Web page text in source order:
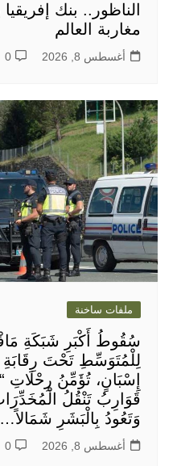
الناظور.. بنك
مغاربة العالم
أغسطس 8, 2026 0
ملفات ساخنة
سُقُوطُ أَكْبَرِ شَبَكَةِ
لِلْمُتَوَسِّطِ تَحْتَ رِقَابَةِ
إِسْبَانٍ، تُؤَمِّنُ رِحْلَاتِ
قَوَارِبُ تَنْقُلُ
وَتَعُودُ بِالْبَشَرِ شَمَالاً…
أغسطس 8, 2026 0